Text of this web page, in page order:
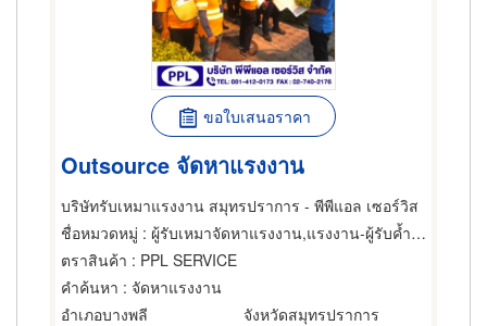
ขอใบเสนอราคา
Outsource จัดหาแรงงาน
บริษัทรับเหมาแรงงาน สมุทรปราการ - พีพีแอล เซอร์วิส
ชื่อหมวดหมู่ : ผู้รับเหมาจัดหาแรงงาน,แรงงาน-ผู้รับค้ำประกัน,จัดหางาน
ตราสินค้า : PPL SERVICE
คำค้นหา : จัดหาแรงงาน
อำเภอบางพลี
จังหวัดสมุทรปราการ